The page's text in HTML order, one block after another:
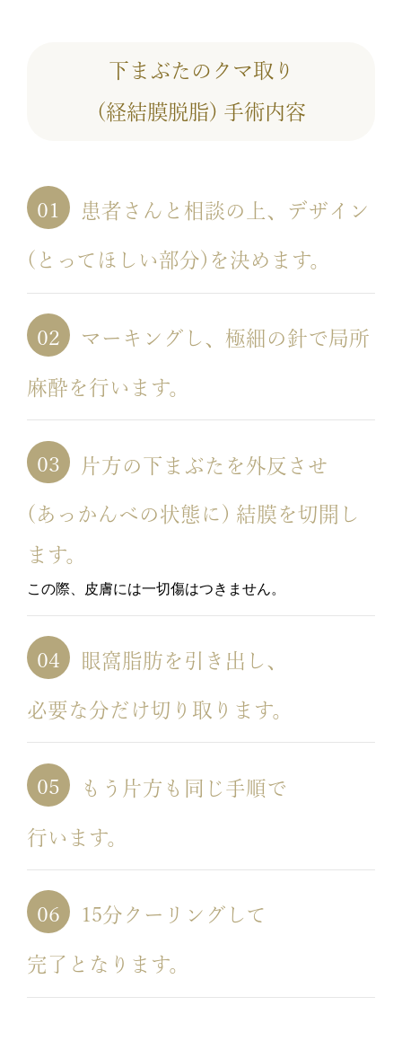
下まぶたのクマ取り
(経結膜脱脂) 手術内容
患者さんと相談の上、デザイン
(とってほしい部分)を決めます。
マーキングし、極細の針で局所
麻酔を行います。
片方の下まぶたを外反させ
(あっかんべの状態に) 結膜を切開し
ます。
この際、皮膚には一切傷はつきません。
眼窩脂肪を引き出し、
必要な分だけ切り取ります。
もう片方も同じ手順で
行います。
15分クーリングして
完了となります。